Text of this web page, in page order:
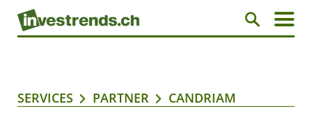
SERVICES PARTNER CANDRIAM